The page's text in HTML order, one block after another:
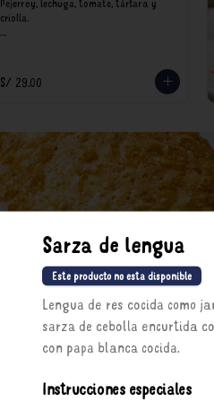
Pejerrey, lechuga, tomate, tártara y
criolla.
recargo al consumo.
S/ 29.00
Sarza de lengua
Este producto no esta disponible
Lengua de res cocida como
sarza de cebolla encurtida
con papa blanca cocida.
Instrucciones especiales